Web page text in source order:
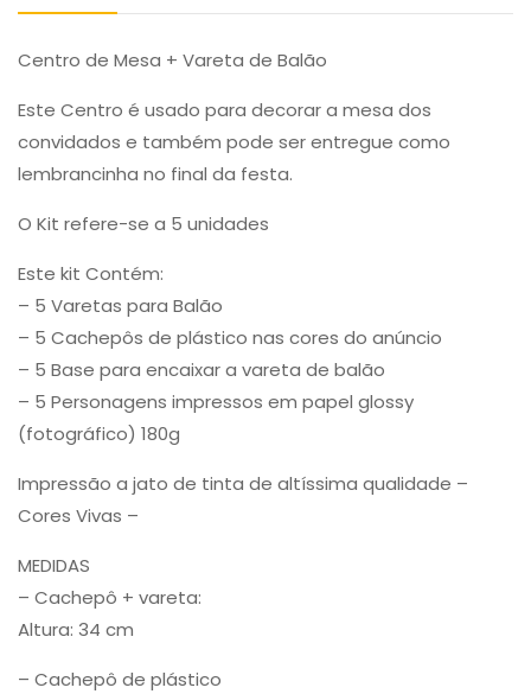
Centro de Mesa + Vareta de Balão
Este Centro é usado para decorar a mesa dos
convidados e também pode ser entregue como
lembrancinha no final da festa.
O Kit refere-se a 5 unidades
Este kit Contém:
– 5 Varetas para Balão
– 5 Cachepôs de plástico nas cores do anúncio
– 5 Base para encaixar a vareta de balão
– 5 Personagens impressos em papel glossy
(fotográfico) 180g
Impressão a jato de tinta de altíssima qualidade –
Cores Vivas –
MEDIDAS
– Cachepô + vareta:
Altura: 34 cm
– Cachepô de plástico